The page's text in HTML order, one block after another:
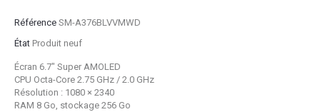
Référence SM-A376BLVVMWD
État Produit neuf
Écran 6.7" Super AMOLED
CPU Octa-Core 2.75 GHz / 2.0 GHz
Résolution : 1080 × 2340
RAM 8 Go, stockage 256 Go